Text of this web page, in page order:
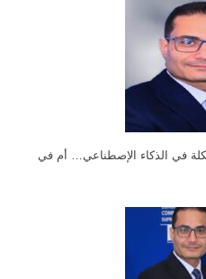
في الذكاء الإصطناعي… أم في